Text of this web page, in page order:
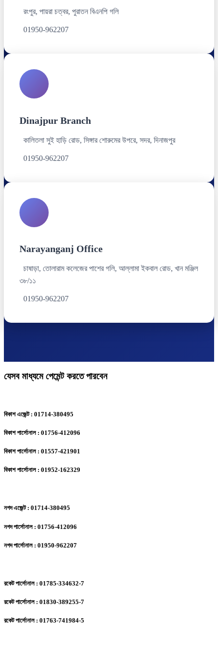
রংপুর, পায়রা চত্বর, পুরাতন বিএনপি গলি
01950-962207
Dinajpur Branch
কালিতলা সুই হাড়ি রোড, সিঙ্গার শোরুমের উপরে, সদর, দিনাজপুর
01950-962207
Narayanganj Office
চাষাড়া, তোলারাম কলেজের পাশের গলি, আল্লামা ইকবাল রোড, খান মঞ্জিল
৩৮/১১
01950-962207
যেসব মাধ্যমে পেমেন্ট করতে পারবেন
বিকাশ এজেন্ট : 01714-380495
বিকাশ পার্সোনাল : 01756-412096
বিকাশ পার্সোনাল : 01557-421901
বিকাশ পার্সোনাল : 01952-162329
নগদ এজেন্ট : 01714-380495
নগদ পার্সোনাল : 01756-412096
নগদ পার্সোনাল : 01950-962207
রকেট পার্সোনাল : 01785-334632-7
রকেট পার্সোনাল : 01830-389255-7
রকেট পার্সোনাল : 01763-741984-5